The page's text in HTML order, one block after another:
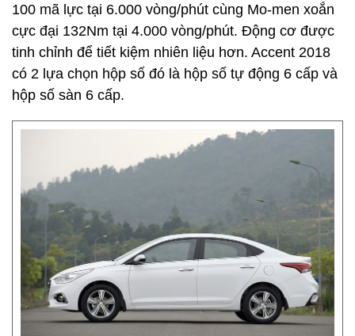
100 mã lực tại 6.000 vòng/phút cùng Mo-men xoắn
cực đại 132Nm tại 4.000 vòng/phút. Động cơ được
tinh chỉnh để tiết kiệm nhiên liệu hơn. Accent 2018
có 2 lựa chọn hộp số đó là hộp số tự động 6 cấp và
hộp số sàn 6 cấp.